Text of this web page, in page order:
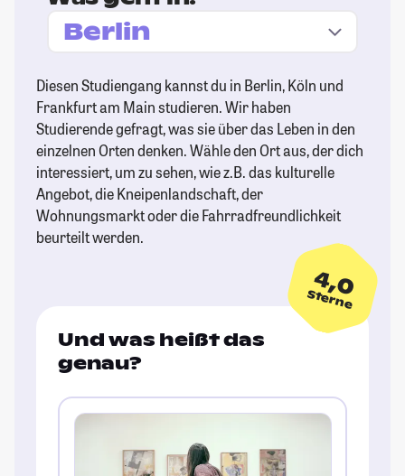
Diesen Studiengang kannst du in Berlin, Köln und
Frankfurt am Main studieren. Wir haben
Studierende gefragt, was sie über das Leben in den
einzelnen Orten denken. Wähle den Ort aus, der dich
interessiert, um zu sehen, wie z.B. das kulturelle
Angebot, die Kneipenlandschaft, der
Wohnungsmarkt oder die Fahrradfreundlichkeit
beurteilt werden.
4,0
Sterne
Und was heißt das
genau?